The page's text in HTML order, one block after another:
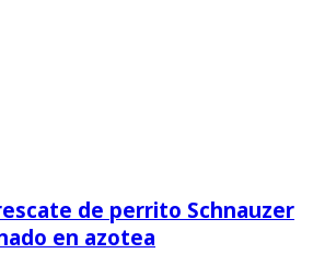
de perrito Schnauzer
en azotea